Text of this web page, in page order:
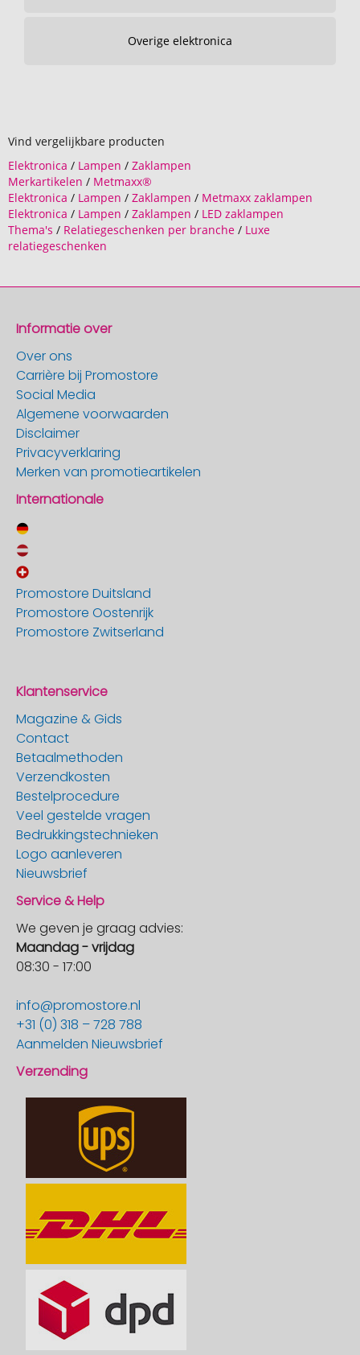
Overige elektronica
Vind vergelijkbare producten
Elektronica / Lampen / Zaklampen
Merkartikelen / Metmaxx®
Elektronica / Lampen / Zaklampen / Metmaxx zaklampen
Elektronica / Lampen / Zaklampen / LED zaklampen
Thema's / Relatiegeschenken per branche / Luxe
relatiegeschenken
Informatie over
Over ons
Carrière bij Promostore
Social Media
Algemene voorwaarden
Disclaimer
Privacyverklaring
Merken van promotieartikelen
Internationale
Promostore Duitsland
Promostore Oostenrijk
Promostore Zwitserland
Klantenservice
Magazine & Gids
Contact
Betaalmethoden
Verzendkosten
Bestelprocedure
Veel gestelde vragen
Bedrukkingstechnieken
Logo aanleveren
Nieuwsbrief
Service & Help
We geven je graag advies:
Maandag - vrijdag
08:30 - 17:00
info@promostore.nl
+31 (0) 318 – 728 788
Aanmelden Nieuwsbrief
Verzending